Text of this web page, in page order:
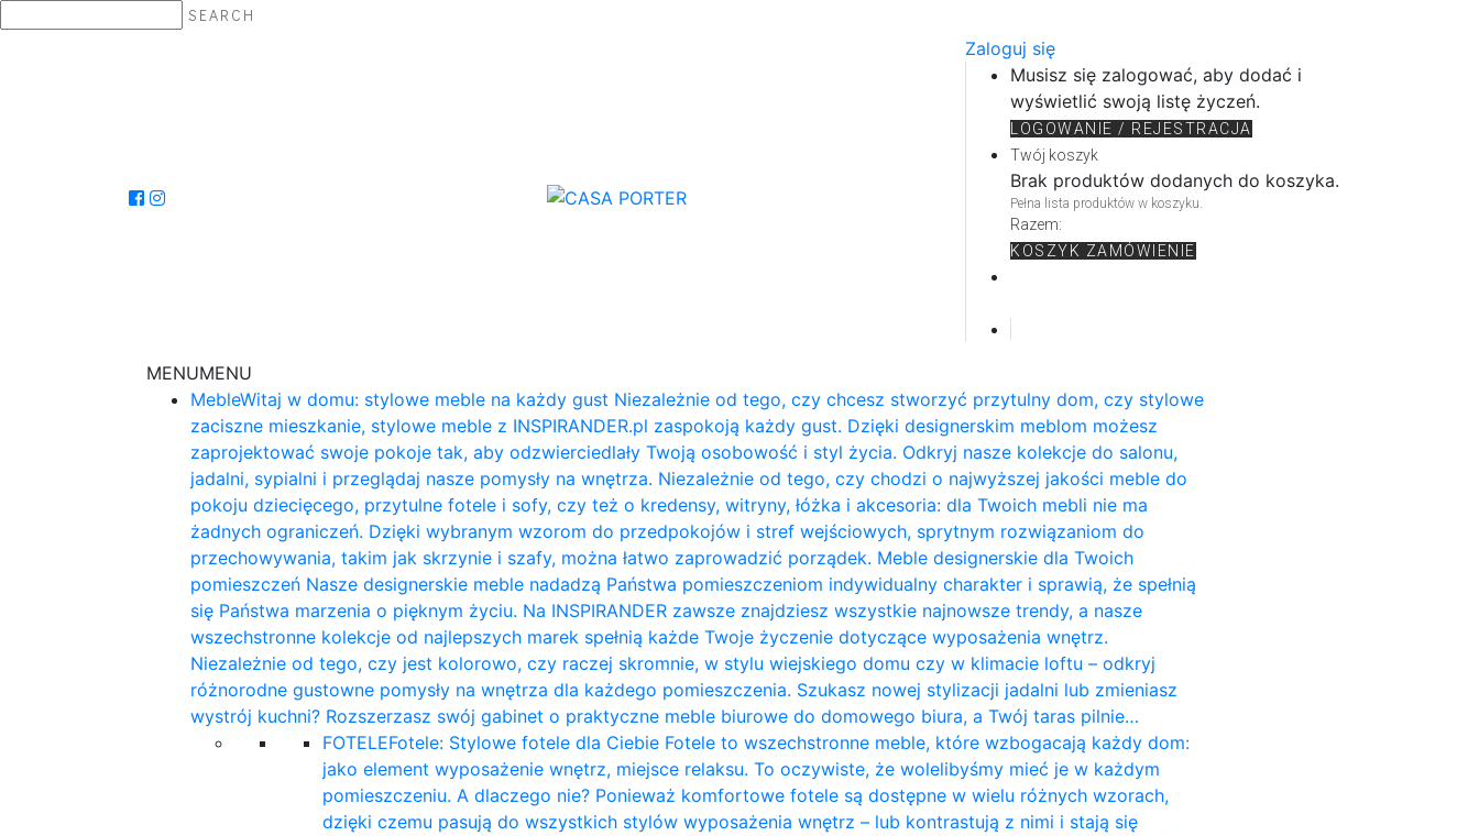
SEARCH
Zaloguj się
Musisz się zalogować, aby dodać i
wyświetlić swoją listę życzeń.
LOGOWANIE / REJESTRACJA
Twój koszyk
Brak produktów dodanych do koszyka.
Pełna lista produktów w koszyku.
Razem:
KOSZYK ZAMÓWIENIE
MENUMENU
MebleWitaj w domu: stylowe meble na każdy gust Niezależnie od tego, czy chcesz stworzyć przytulny dom, czy stylowe
zaciszne mieszkanie, stylowe meble z INSPIRANDER.pl zaspokoją każdy gust. Dzięki designerskim meblom możesz
zaprojektować swoje pokoje tak, aby odzwierciedlały Twoją osobowość i styl życia. Odkryj nasze kolekcje do salonu,
jadalni, sypialni i przeglądaj nasze pomysły na wnętrza. Niezależnie od tego, czy chodzi o najwyższej jakości meble do
pokoju dziecięcego, przytulne fotele i sofy, czy też o kredensy, witryny, łóżka i akcesoria: dla Twoich mebli nie ma
żadnych ograniczeń. Dzięki wybranym wzorom do przedpokojów i stref wejściowych, sprytnym rozwiązaniom do
przechowywania, takim jak skrzynie i szafy, można łatwo zaprowadzić porządek. Meble designerskie dla Twoich
pomieszczeń Nasze designerskie meble nadadzą Państwa pomieszczeniom indywidualny charakter i sprawią, że spełnią
się Państwa marzenia o pięknym życiu. Na INSPIRANDER zawsze znajdziesz wszystkie najnowsze trendy, a nasze
wszechstronne kolekcje od najlepszych marek spełnią każde Twoje życzenie dotyczące wyposażenia wnętrz.
Niezależnie od tego, czy jest kolorowo, czy raczej skromnie, w stylu wiejskiego domu czy w klimacie loftu – odkryj
różnorodne gustowne pomysły na wnętrza dla każdego pomieszczenia. Szukasz nowej stylizacji jadalni lub zmieniasz
wystrój kuchni? Rozszerzasz swój gabinet o praktyczne meble biurowe do domowego biura, a Twój taras pilnie…
FOTELEFotele: Stylowe fotele dla Ciebie Fotele to wszechstronne meble, które wzbogacają każdy dom:
jako element wyposażenie wnętrz, miejsce relaksu. To oczywiste, że wolelibyśmy mieć je w każdym
pomieszczeniu. A dlaczego nie? Ponieważ komfortowe fotele są dostępne w wielu różnych wzorach,
dzięki czemu pasują do wszystkich stylów wyposażenia wnętrz – lub kontrastują z nimi i stają się